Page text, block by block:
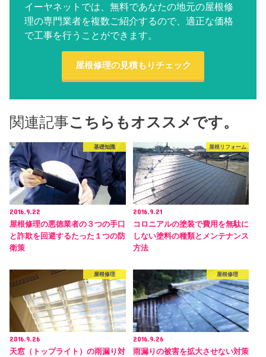
イーヤネットでは、無料であなたの地元の屋根修
理の専門業者を複数ご紹介するので、適正な価格
で工事を行うことができます。
屋根修理の見積もりチェック
関連記事こちらもオススメです。
基礎知識
2016.9.22
屋根修理の悪徳業者の３つの手口
と詐欺を回避するたった１つの防
衛策
屋根リフォーム
2016.9.21
コロニアルの塗装で費用を無駄に
しない塗料の種類とメンテナンス
方法
屋根修理
2016.9.26
天窓（トップライト）の雨漏り対
屋根修理
2016.9.26
雨漏りの被害を拡大させない対策